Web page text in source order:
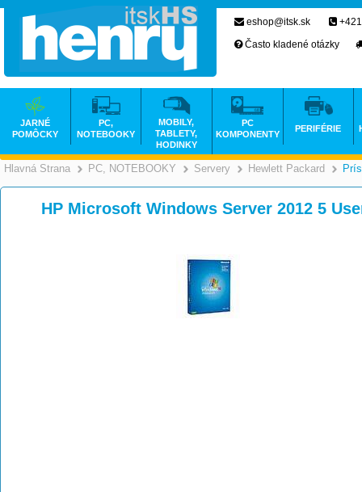
Hlavná Strana >
PC, NOTEBOOKY >
Servery >
Hewlett Packard
HP Microsoft Windows Server 2012 5
eshop@itsk.sk
Často kladené otázky
JARNÉ
POMÔCKY
PC,
NOTEBOOKY
MOBILY,
TABLETY,
HODINKY
PC
KOMPONENTY
PERIFÉRIE